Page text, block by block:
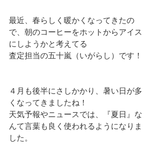
最近、春らしく暖かくなってきたの
で、朝のコーヒーをホットからアイス
にしようかと考えてる
査定担当の五十嵐（いがらし）です！
４月も後半にさしかかり、暑い日が多
くなってきましたね！
天気予報やニュースでは、『夏日』な
んて言葉も良く使われるようになりま
した。